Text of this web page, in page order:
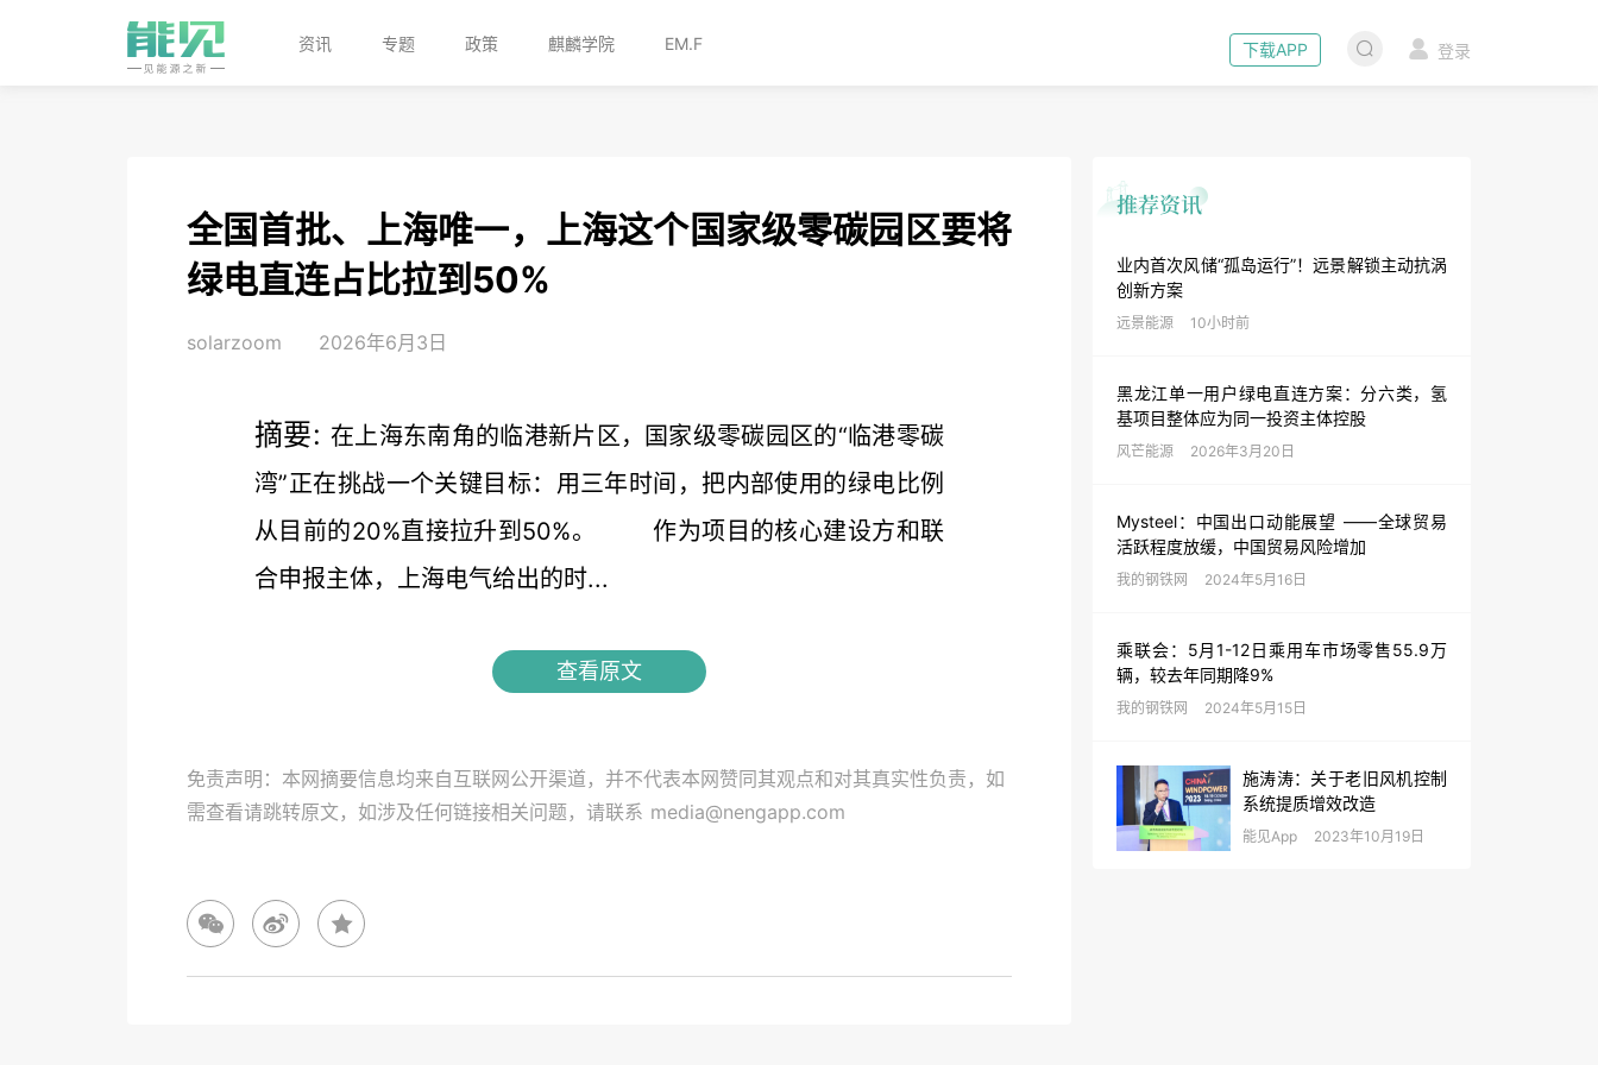
下载APP 登录
资讯 专题 政策 麒麟学院 EM.F
业内首次风储“孤岛运行”！远景解锁主动抗涡
创新方案
远景能源 10小时前
黑龙江单一用户绿电直连方案：分六类，氢
基项目整体应为同一投资主体控股
风芒能源 2026年3月20日
Mysteel：中国出口动能展望 ——全球贸易
活跃程度放缓，中国贸易风险增加
我的钢铁网 2024年5月16日
乘联会：5月1-12日乘用车市场零售55.9万
辆，较去年同期降9%
我的钢铁网 2024年5月15日
施涛涛：关于老旧风机控制
系统提质增效改造
能见App 2023年10月19日
全国首批、上海唯一，上海这个国家级零碳园区要将
绿电直连占比拉到50%
solarzoom 2026年6月3日
摘要: 在上海东南角的临港新片区，国家级零碳园区的“临港零碳
湾”正在挑战一个关键目标：用三年时间，把内部使用的绿电比例
从目前的20%直接拉升到50%。 作为项目的核心建设方和联
合申报主体，上海电气给出的时...
查看原文
免责声明：本网摘要信息均来自互联网公开渠道，并不代表本网赞同其观点和对其真实性负责，如
需查看请跳转原文，如涉及任何链接相关问题，请联系 media@nengapp.com